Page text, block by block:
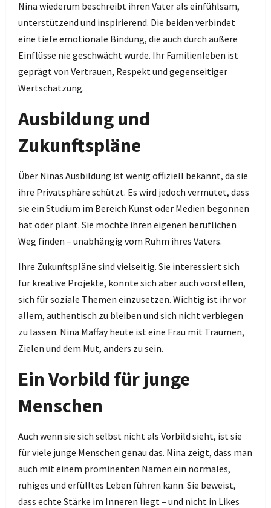
Nina wiederum beschreibt ihren Vater als einfühlsam,
unterstützend und inspirierend. Die beiden verbindet
eine tiefe emotionale Bindung, die auch durch äußere
Einflüsse nie geschwächt wurde. Ihr Familienleben ist
geprägt von Vertrauen, Respekt und gegenseitiger
Wertschätzung.
Ausbildung und
Zukunftspläne
Über Ninas Ausbildung ist wenig offiziell bekannt, da sie
ihre Privatsphäre schützt. Es wird jedoch vermutet, dass
sie ein Studium im Bereich Kunst oder Medien begonnen
hat oder plant. Sie möchte ihren eigenen beruflichen
Weg finden – unabhängig vom Ruhm ihres Vaters.
Ihre Zukunftspläne sind vielseitig. Sie interessiert sich
für kreative Projekte, könnte sich aber auch vorstellen,
sich für soziale Themen einzusetzen. Wichtig ist ihr vor
allem, authentisch zu bleiben und sich nicht verbiegen
zu lassen. Nina Maffay heute ist eine Frau mit Träumen,
Zielen und dem Mut, anders zu sein.
Ein Vorbild für junge
Menschen
Auch wenn sie sich selbst nicht als Vorbild sieht, ist sie
für viele junge Menschen genau das. Nina zeigt, dass man
auch mit einem prominenten Namen ein normales,
ruhiges und erfülltes Leben führen kann. Sie beweist,
dass echte Stärke im Inneren liegt – und nicht in Likes